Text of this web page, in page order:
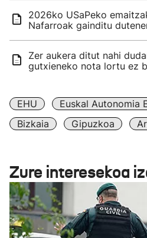
2026ko USaPeko
Nafarroak gainditu
Zer aukera ditut nahi
gutxieneko nota lortu ez
EHU
Euskal Autonomia
Bizkaia
Gipuzkoa
Zure interesekoa